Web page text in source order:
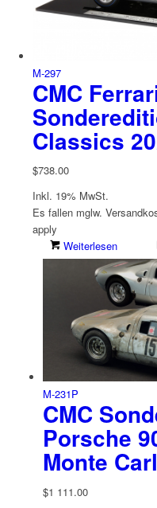
M-297
CMC
Classics
$738.00
Inkl. 19% MwSt.
Es fallen mglw.
apply
Weiterlesen
M-231P
CMC
Porsche
Monte
$1 111.00